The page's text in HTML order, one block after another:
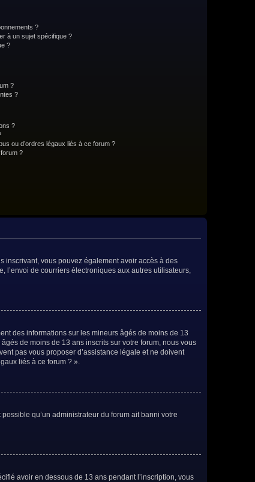
?
à un sujet spécifique ?
?
?
?
?
ou d’ordres légaux liés à ce forum ?
?
inscrivant, vous pouvez également avoir accès à des
l’envoi de courriers électroniques aux autres utilisateurs,
des informations sur les mineurs âgés de moins de 13
de moins de 13 ans inscrits sur votre forum, nous vous
pas vous proposer d’assistance légale et ne doivent
liés à ce forum ? ».
qu’un administrateur du forum ait banni votre
avoir en dessous de 13 ans pendant l’inscription, vous